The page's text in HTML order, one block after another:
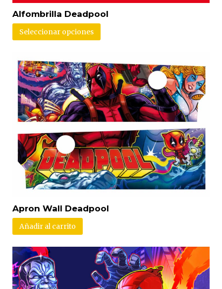
Alfombrilla Deadpool
Seleccionar opciones
Apron Wall Deadpool
Añadir al carrito